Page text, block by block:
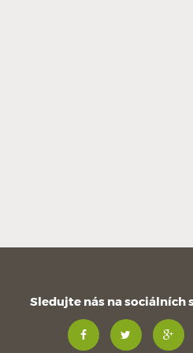
Sledujte nás na sociálních